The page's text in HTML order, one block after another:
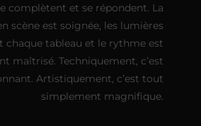
complètent et se répondent. La
scène est soignée, les lumières
chaque tableau et le rythme est
maîtrisé. Techniquement, c’est
Artistiquement, c’est tout
simplement magnifique.